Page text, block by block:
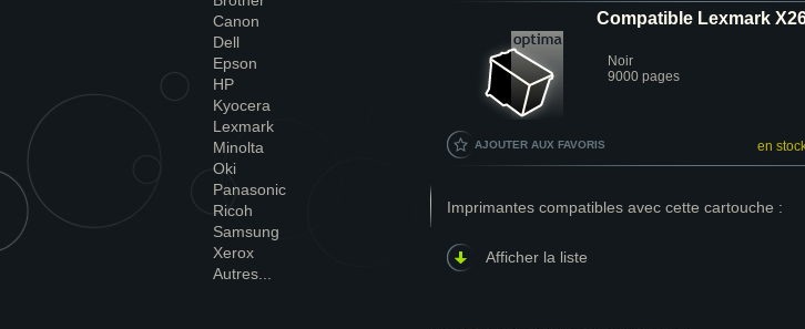
Canon
Dell
Epson
HP
Kyocera
Lexmark
Minolta
Oki
Panasonic
Ricoh
Samsung
Xerox
Autres...
Compatible Lexmark
Noir
9000 pages
AJOUTER AUX FAVORIS en
Imprimantes compatibles avec cette cartouche :
Afficher la liste